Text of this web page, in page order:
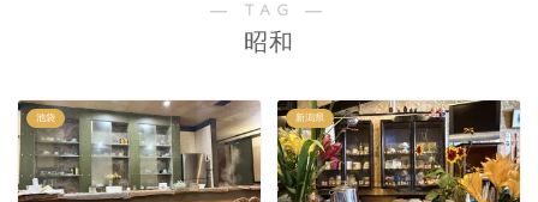
― TAG ―
昭和
池袋 新潟県